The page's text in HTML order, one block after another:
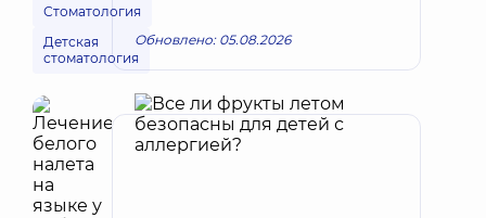
Стоматология
Детская
стоматология
Обновлено: 05.08.2026